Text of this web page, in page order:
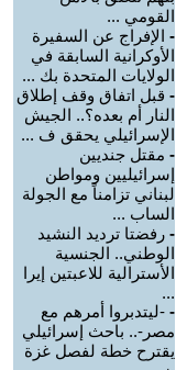
القومي ...
- الإفراج عن السفيرة
الأوكرانية السابقة في
الولايات المتحدة بك ...
- قبل اتفاق وقف إطلاق
النار أم بعده؟.. الجيش
الإسرائيلي يحقق ف ...
- مقتل جنديين
إسرائيليين ومواطن
لبناني تزامناً مع الجولة
الساب ...
- رفضتا ترديد النشيد
الوطني.. الجنسية
الأسترالية للاعبتين إيرا
...
- -ليتدبروا أمرهم مع
مصر-.. باحث إسرائيلي
يقترح خطة لفصل غزة